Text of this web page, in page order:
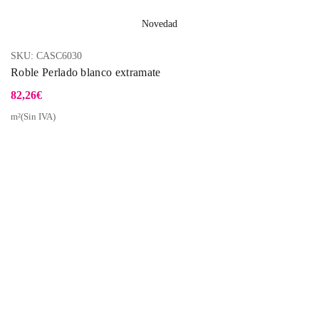
Novedad
SKU: CASC6030
Roble Perlado blanco extramate
82,26€
m²(Sin IVA)